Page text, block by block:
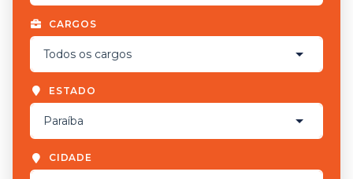
CARGOS
ESTADO
CIDADE